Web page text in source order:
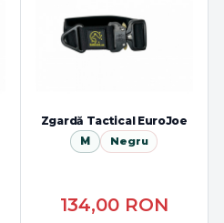
Zgardă Tactical EuroJoe
M Negru
134,00 RON